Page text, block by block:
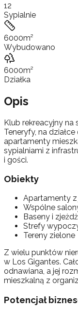
12
Sypialnie
6000m²
Wybudowano
6000m²
Działka
Opis
Klub rekreacyjny na
Teneryfy, na
apartamenty
sypialniami z
i gości.
Obiekty
Apartamenty z
Wspólne
Baseny i
Strefy
Tereny zielone
Z wielu punktów
w Los Gigantes.
odnawiana, a jej
mieszkalną z
Potencjał